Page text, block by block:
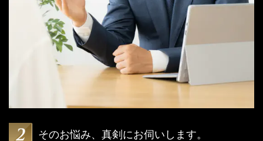
そのお悩み、真剣にお伺いします。